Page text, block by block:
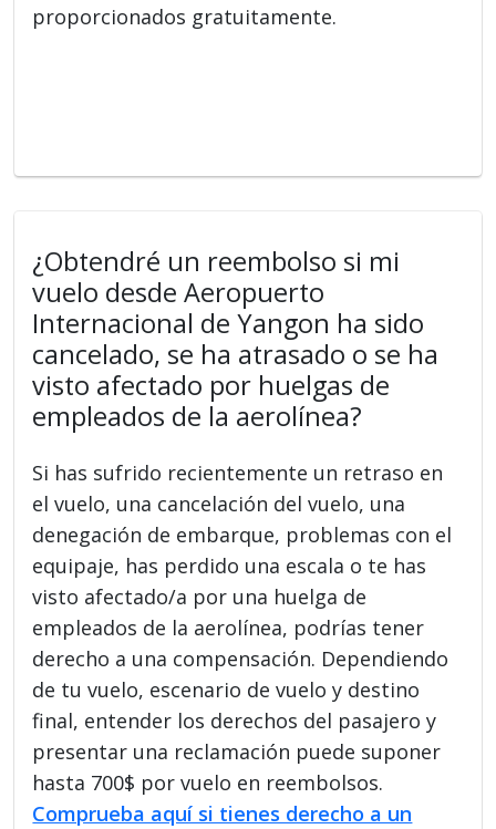
proporcionados gratuitamente.
¿Obtendré un reembolso si mi
vuelo desde Aeropuerto
Internacional de Yangon ha sido
cancelado, se ha atrasado o se ha
visto afectado por huelgas de
empleados de la aerolínea?
Si has sufrido recientemente un retraso en
el vuelo, una cancelación del vuelo, una
denegación de embarque, problemas con el
equipaje, has perdido una escala o te has
visto afectado/a por una huelga de
empleados de la aerolínea, podrías tener
derecho a una compensación. Dependiendo
de tu vuelo, escenario de vuelo y destino
final, entender los derechos del pasajero y
presentar una reclamación puede suponer
hasta 700$ por vuelo en reembolsos.
Comprueba aquí si tienes derecho a un